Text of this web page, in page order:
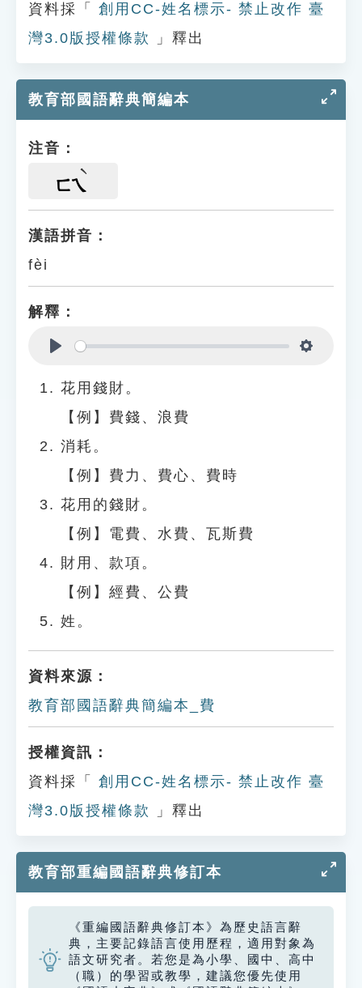
資料採「
創用CC-姓名標示- 禁止改作 臺
灣3.0版授權條款
」釋出
教育部國語辭典簡編本
注音：
ㄈㄟ
漢語拼音：
fèi
解釋：
花用錢財。
【例】費錢、浪費
消耗。
【例】費力、費心、費時
花用的錢財。
【例】電費、水費、瓦斯費
財用、款項。
【例】經費、公費
姓。
資料來源：
教育部國語辭典簡編本_費
授權資訊：
資料採「
創用CC-姓名標示- 禁止改作 臺
灣3.0版授權條款
」釋出
教育部重編國語辭典修訂本
《重編國語辭典修訂本》為歷史語言辭
典，主要記錄語言使用歷程，適用對象為
語文研究者。若您是為小學、國中、高中
（職）的學習或教學，建議您優先使用